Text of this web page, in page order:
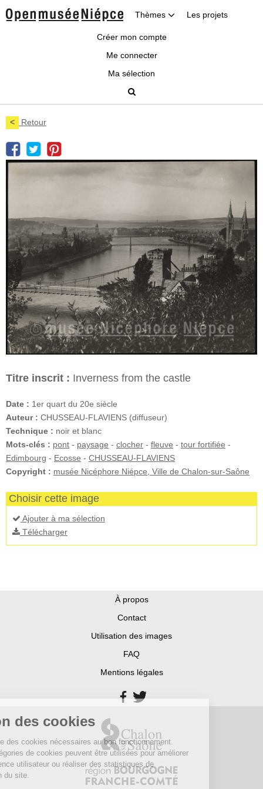
Thèmes Les projets
Créer mon compte
Me connecter
Ma sélection
< Retour
Titre inscrit : Inverness from the castle
Date : 1er quart du 20e siècle
Auteur : CHUSSEAU-FLAVIENS (diffuseur)
Technique : noir et blanc
Mots-clés : pont - paysage - clocher - fleuve - tour fortifiée -
Edimbourg - Ecosse - CHUSSEAU-FLAVIENS
Copyright : musée Nicéphore Niépce, Ville de Chalon-sur-Saône
Choisir cette image
Ajouter à ma sélection
Télécharger
À propos
Contact
Utilisation des images
FAQ
Mentions légales
Gestion des cookies
Ce site utilise des cookies nécessaires au bon fonctionnement.
D’autres catégories de cookies peuvent être utilisées pour améliorer
votre expérience utilisateur ou réaliser des statistiques de
fréquentation du site.